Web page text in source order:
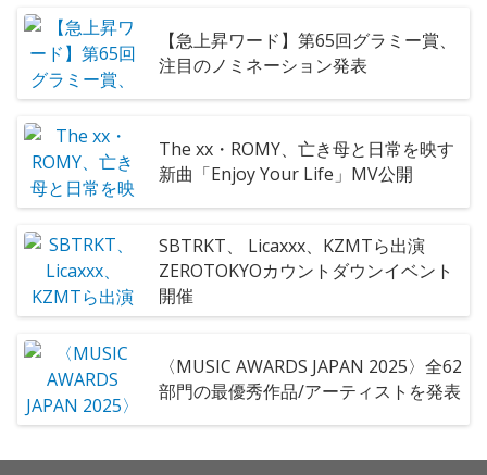
【急上昇ワード】第65回グラミー賞、
注目のノミネーション発表
The xx・ROMY、亡き母と日常を映す
新曲「Enjoy Your Life」MV公開
SBTRKT、 Licaxxx、KZMTら出演
ZEROTOKYOカウントダウンイベント
開催
〈MUSIC AWARDS JAPAN 2025〉全62
部門の最優秀作品/アーティストを発表